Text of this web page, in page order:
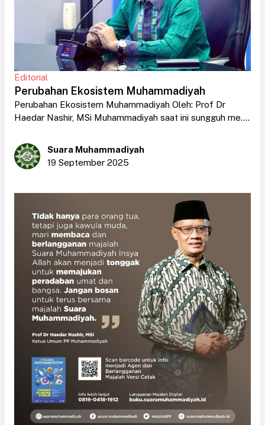
Editorial
Perubahan Ekosistem Muhammadiyah
Perubahan Ekosistem Muhammadiyah Oleh: Prof Dr
Haedar Nashir, MSi Muhammadiyah saat ini sungguh me....
Suara Muhammadiyah
19 September 2025